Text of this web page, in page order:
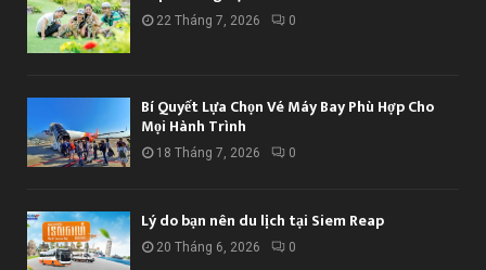
22 Tháng 7, 2026 0
Bí Quyết Lựa Chọn Vé Máy Bay Phù Hợp Cho
Mọi Hành Trình
18 Tháng 7, 2026 0
Lý do bạn nên du lịch tại Siem Reap
20 Tháng 6, 2026 0